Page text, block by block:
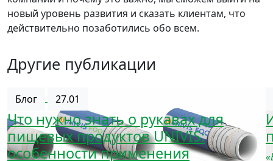
новый уровень развития и сказать клиентам, что
действительно позаботились обо всем.
Другие публикации
Блог 27.01
Что нужно знать о рукавах для
пищевых продуктов UNIVIS:
особенности применения